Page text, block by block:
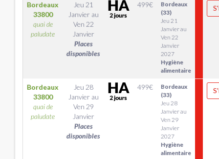
Bordeaux
33800
quai de
paludate
Jeu 21
Janvier au
Ven 22
Janvier
Places
disponibles
499€
Bordeaux
(33)
Jeu 21
Janvier au
Ven 22
Janvier
2027
Hygiène
alimentaire
Bordeaux
33800
quai de
paludate
Jeu 28
Janvier au
Ven 29
Janvier
Places
disponibles
499€
Bordeaux
(33)
Jeu 28
Janvier au
Ven 29
Janvier
2027
Hygiène
alimentaire